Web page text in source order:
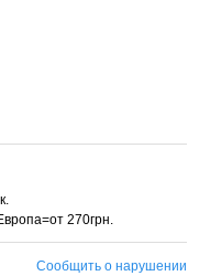
270грн.
Сообщить о нарушении